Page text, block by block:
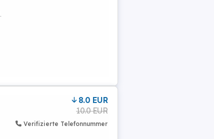
8.0 EUR
10.0 EUR
Verifizierte Telefonnummer